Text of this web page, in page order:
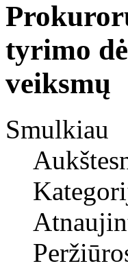
tyrimo
veiksmų
Smulkiau